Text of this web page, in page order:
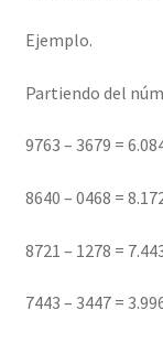
Ejemplo.
Partiendo del
9763 – 3679 =
8640 – 0468 =
8721 – 1278 =
7443 – 3447 =